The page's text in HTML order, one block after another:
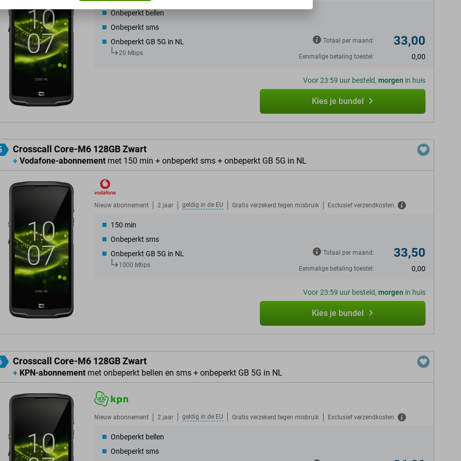
Onbeperkt bellen
Onbeperkt sms
Onbeperkt GB 5G in NL
20 Mbps
Totaal per maand: 33,00
Eenmalige betaling toestel: 0,00
Voor 23:59 uur besteld, morgen in huis
Kies je bundel
Crosscall Core-M6 128GB Zwart
+ Vodafone-abonnement met 150 min + onbeperkt sms + onbeperkt GB 5G in NL
Nieuw abonnement 2 jaar geldig in de EU Gratis verzekerd tegen misbruik Exclusief verzendkosten.
150 min
Onbeperkt sms
Onbeperkt GB 5G in NL
1000 Mbps
Totaal per maand: 33,50
Eenmalige betaling toestel: 0,00
Voor 23:59 uur besteld, morgen in huis
Kies je bundel
Crosscall Core-M6 128GB Zwart
+ KPN-abonnement met onbeperkt bellen en sms + onbeperkt GB 5G in NL
Nieuw abonnement 2 jaar geldig in de EU Gratis verzekerd tegen misbruik Exclusief verzendkosten.
Onbeperkt bellen
Onbeperkt sms